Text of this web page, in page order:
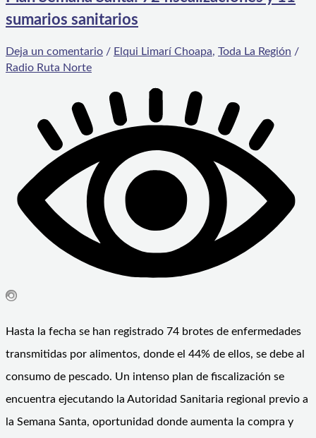
sumarios sanitarios
Deja un comentario / Elqui Limarí Choapa, Toda La Región /
Radio Ruta Norte
Hasta la fecha se han registrado 74 brotes de enfermedades
transmitidas por alimentos, donde el 44% de ellos, se debe al
consumo de pescado. Un intenso plan de fiscalización se
encuentra ejecutando la Autoridad Sanitaria regional previo a
la Semana Santa, oportunidad donde aumenta la compra y